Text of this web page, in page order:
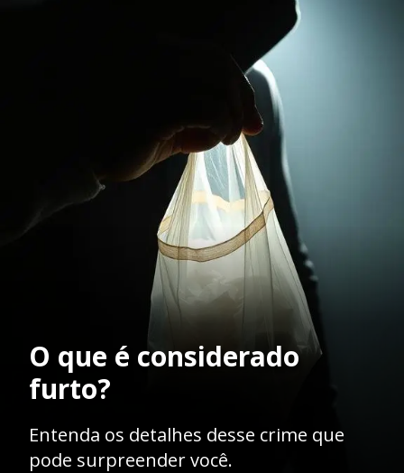
O que é considerado
furto?
Entenda os detalhes desse crime que
pode surpreender você.